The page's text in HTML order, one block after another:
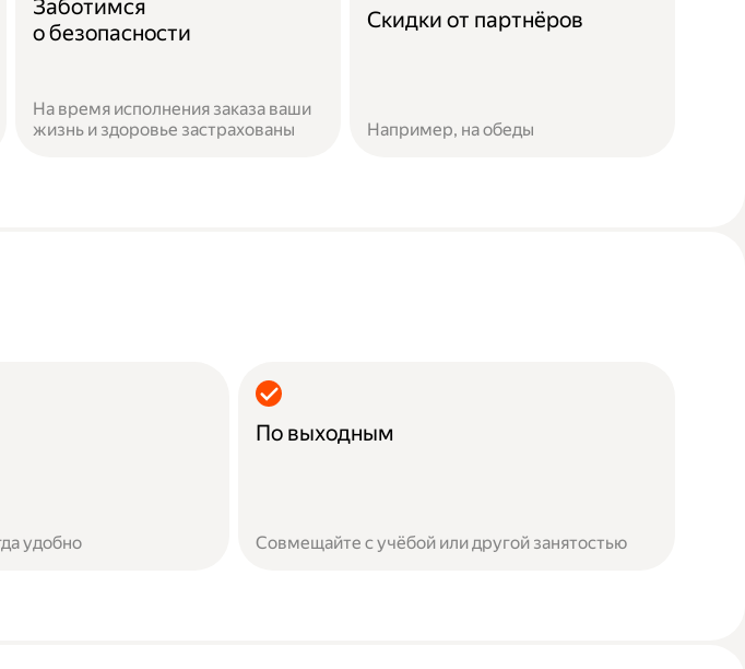
Заботимся
о безопасности
На время исполнения заказа ваши
жизнь и здоровье застрахованы
Скидки от партнёров
Например, на обеды
удобно
По выходным
Совмещайте с учёбой или другой занятостью